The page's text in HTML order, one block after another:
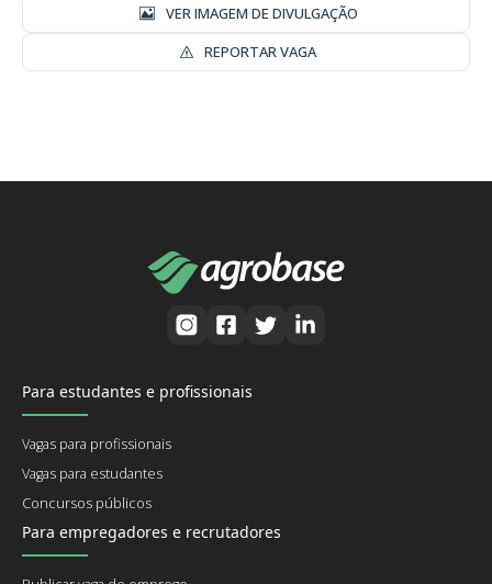
VER IMAGEM DE DIVULGAÇÃO
REPORTAR VAGA
Para estudantes e profissionais
Vagas para profissionais
Vagas para estudantes
Concursos públicos
Para empregadores e recrutadores